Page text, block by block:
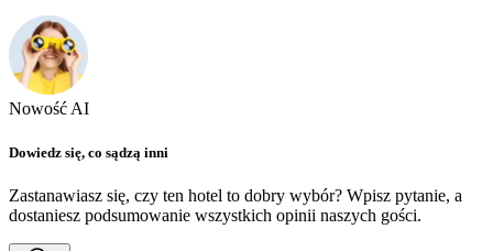
Nowość AI
Dowiedz się, co sądzą inni
Zastanawiasz się, czy ten hotel to dobry wybór? Wpisz pytanie, a
dostaniesz podsumowanie wszystkich opinii naszych gości.